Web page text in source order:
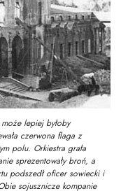
lepiej byłoby
czerwona flaga z
polu. Orkiestra grała
sprezentowały broń, a
podszedł oficer sowiecki i
sojusznicze kompanie